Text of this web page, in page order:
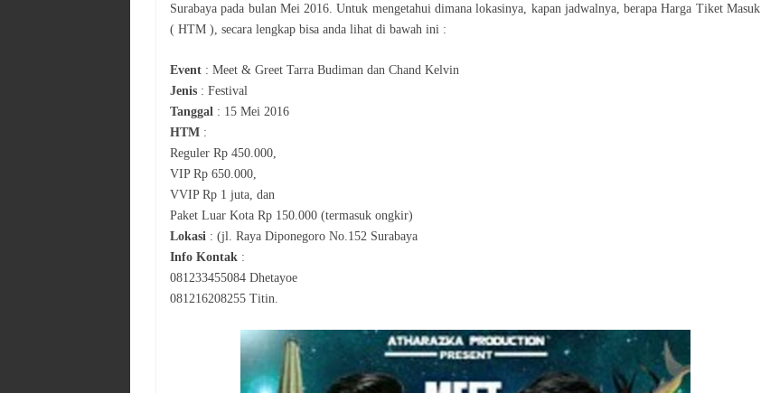
Surabaya pada bulan Mei 2016 . Untuk mengetahui dimana lokasinya, kapan jadwalnya, berapa Harga Tiket Masuk
( HTM ), secara lengkap bisa anda lihat di bawah ini :
Event : Meet & Greet Tarra Budiman dan Chand Kelvin
Jenis : Festival
Tanggal : 15 Mei 2016
HTM :
Reguler Rp 450.000,
VIP Rp 650.000,
VVIP Rp 1 juta, dan
Paket Luar Kota Rp 150. 000 (termasuk ongkir)
Lokasi : (jl. Raya Diponegoro No.152 Surabaya
Info Kontak :
081233455084 Dhetayoe
081216208255 Titin.